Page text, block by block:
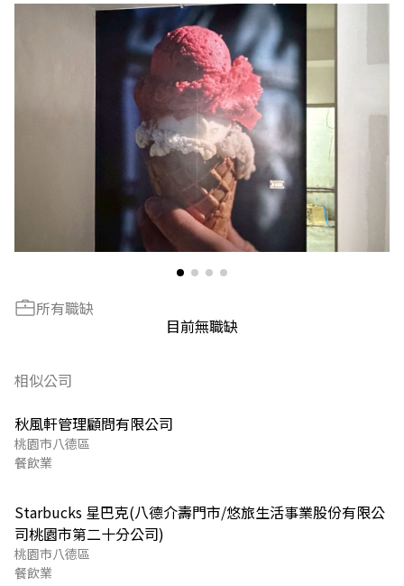
所有職缺
目前無職缺
相似公司
秋風軒管理顧問有限公司
桃園市八德區
餐飲業
Starbucks 星巴克(八德介壽門市/悠旅生活事業股份有限公
司桃園市第二十分公司)
桃園市八德區
餐飲業